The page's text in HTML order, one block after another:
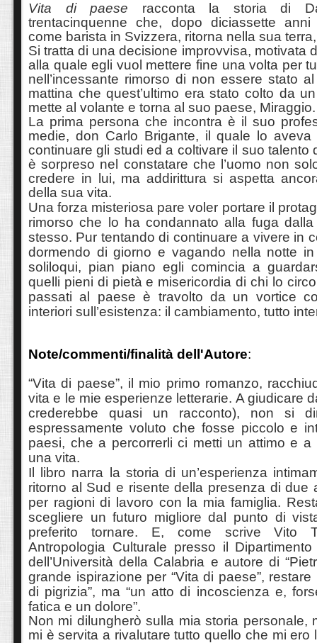
Vita di paese racconta la storia di
trentacinquenne che, dopo diciassette
come barista in Svizzera, ritorna nella sua
Si tratta di una decisione improvvisa, motivata
alla quale egli vuol mettere fine una volta per
nell’incessante rimorso di non essere stato
mattina che quest’ultimo era stato colto da
mette al volante e torna al suo paese, Miraggio.
La prima persona che incontra è il suo
medie, don Carlo Brigante, il quale lo
continuare gli studi ed a coltivare il suo talento
è sorpreso nel constatare che l’uomo non
credere in lui, ma addirittura si aspetta
della sua vita.
Una forza misteriosa pare voler portare il
rimorso che lo ha condannato alla fuga
stesso. Pur tentando di continuare a vivere in
dormendo di giorno e vagando nella notte
soliloqui, pian piano egli comincia a
quelli pieni di pietà e misericordia di chi lo
passati al paese è travolto da un vortice
interiori sull’esistenza: il cambiamento, tutto
Note/commenti/finalità dell'Autore:
“Vita di paese”, il mio primo romanzo,
vita e le mie esperienze letterarie. A giudicare
crederebbe quasi un racconto), non si
espressamente voluto che fosse piccolo e
paesi, che a percorrerli ci metti un attimo e a
una vita.
Il libro narra la storia di un’esperienza
ritorno al Sud e risente della presenza di due
per ragioni di lavoro con la mia famiglia.
scegliere un futuro migliore dal punto di
preferito tornare. E, come scrive Vito
Antropologia Culturale presso il
dell’Università della Calabria e autore di
grande ispirazione per “Vita di paese”,
di pigrizia”, ma “un atto di incoscienza e,
fatica e un dolore”.
Non mi dilungherò sulla mia storia personale,
mi è servita a rivalutare tutto quello che mi ero